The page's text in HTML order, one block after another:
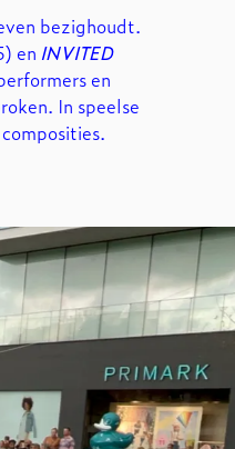
bezighoudt.
en INVITED
en
In speelse